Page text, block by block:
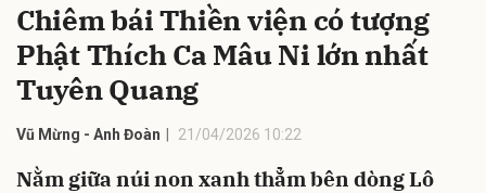
Chiêm bái Thiền viện có tượng
Phật Thích Ca Mâu Ni lớn nhất
Tuyên Quang
Vũ Mừng - Anh Đoàn 21/04/2026 10:22
Nằm giữa núi non xanh thẳm bên dòng Lô